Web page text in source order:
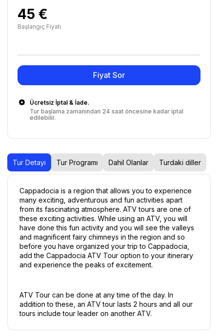
45 €
Başlangıç Fiyatı
Fiyat Sor
Ücretsiz İptal & İade.
Tur başlama zamanından 24 saat öncesine kadar iptal
edilebilir.
Tur Detayı Tur Programı Dahil Olanlar Turdaki diller
Cappadocia is a region that allows you to experience
many exciting, adventurous and fun activities apart
from its fascinating atmosphere. ATV tours are one of
these exciting activities. While using an ATV, you will
have done this fun activity and you will see the valleys
and magnificent fairy chimneys in the region and so
before you have organized your trip to Cappadocia,
add the Cappadocia ATV Tour option to your itinerary
and experience the peaks of excitement.
ATV Tour can be done at any time of the day. In
addition to these, an ATV tour lasts 2 hours and all our
tours include tour leader on another ATV.